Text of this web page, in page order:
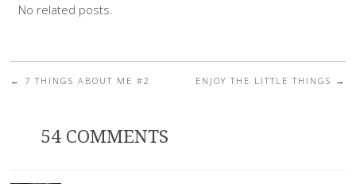
No related posts.
Post navigation
← 7 THINGS ABOUT ME #2 ENJOY THE LITTLE THINGS →
54 COMMENTS